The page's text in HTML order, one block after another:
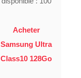
Acheter
Samsung Ultra
Class10 128Go